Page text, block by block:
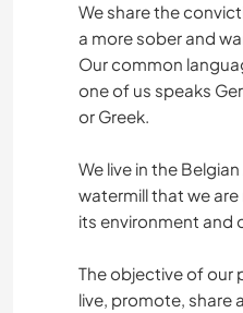
We share the
a more sober and
Our common
one of us speaks
or Greek.
We live in the
watermill that we
its environment and
The objective of our
live, promote, share